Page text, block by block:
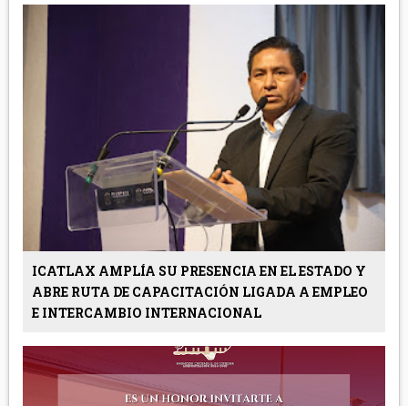
ICATLAX AMPLÍA SU PRESENCIA EN EL ESTADO Y
ABRE RUTA DE CAPACITACIÓN LIGADA A EMPLEO
E INTERCAMBIO INTERNACIONAL